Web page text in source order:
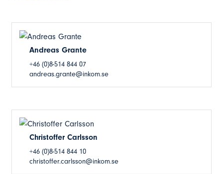
Andreas Grante
+46 (0)8-514 844 07
andreas.grante@inkom.se
Christoffer Carlsson
+46 (0)8-514 844 10
christoffer.carlsson@inkom.se